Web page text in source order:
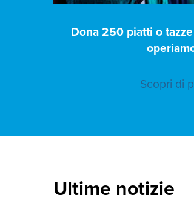
Dona 250 piatti o
Scopri di
Ultime notizie